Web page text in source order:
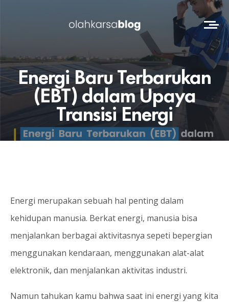
Energi Baru Terbarukan
(EBT) dalam Upaya
Transisi Energi
Energi merupakan sebuah hal penting dalam
kehidupan manusia. Berkat energi, manusia bisa
menjalankan berbagai aktivitasnya sepeti bepergian
menggunakan kendaraan, menggunakan alat-alat
elektronik, dan menjalankan aktivitas industri.
Namun tahukan kamu bahwa saat ini energi yang kita